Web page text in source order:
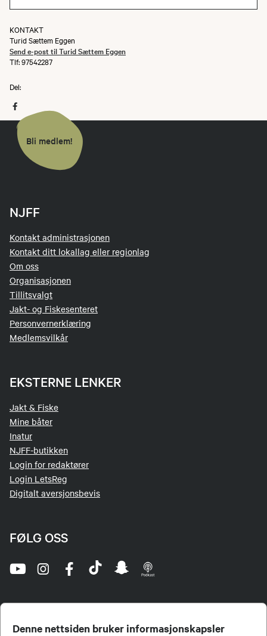
Denne nettsiden bruker informasjonskapsler
KONTAKT
Turid Sættem Eggen
Send e-post til Turid Sættem Eggen
Tlf: 97542287
Del:
Bli medlem!
NJFF
Kontakt administrasjonen
Kontakt ditt lokallag eller regionlag
Om oss
Organisasjonen
Tillitsvalgt
Jakt- og Fiskesenteret
Personvernerklæring
Medlemsvilkår
EKSTERNE LENKER
Jakt & Fiske
Mine båter
Inatur
NJFF-butikken
Login for redaktører
Login LetsReg
Digitalt aversjonsbevis
FØLG OSS